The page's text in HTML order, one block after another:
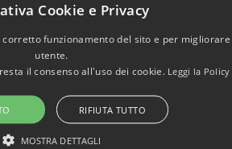
Cookie e Privacy
funzionamento del sito e per
utente.
il consenso all'uso dei cookie. Leggi la Policy
RIFIUTA TUTTO
MOSTRA DETTAGLI